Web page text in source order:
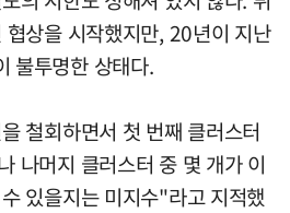
상을 시작했지만, 20년이 지난
불투명한 상태다.
철회하면서 첫 번째 클러스터
나머지 클러스터 중 몇 개가 이
있을지는 미지수"라고 지적했